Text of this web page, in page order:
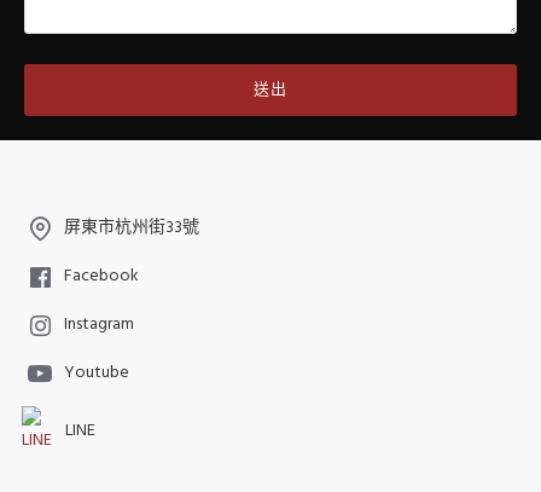
送出
屏東市杭州街33號
Facebook
Instagram
Youtube
LINE